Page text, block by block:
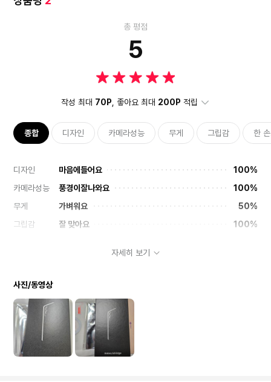
총 평점
5
작성 최대 70P , 좋아요 최대 200P 적립
종합 디자인 카메라성능 무게 그립감 한
디자인 마음에들어요
100%
카메라성능
풍경이잘나와요
100%
무게
가벼워요
50%
그립감
잘 맞아요
100%
자세히 보기
사진/동영상